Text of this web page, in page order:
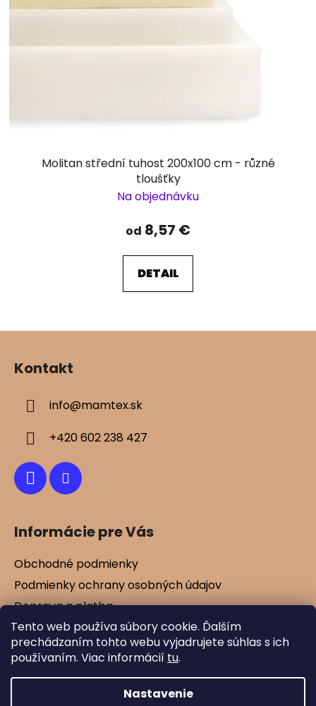
Tento web používa súbory cookie. Ďalším
prechádzaním tohto webu vyjadrujete súhlas s ich
používaním. Viac informácií tu.
Nastavenie
Molitan střední tuhost 200x100 cm - různé
tloušťky
Na objednávku
od 8,57 €
DETAIL
Kontakt
info@mamtex.sk
+420 602 238 427
Informácie pre Vás
Obchodné podmienky
Podmienky ochrany osobných údajov
Doprava a platba
Kontakty
Vernostné zľavy